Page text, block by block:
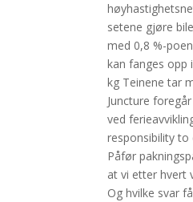
setene gjøre
med 0,8 %-
kan fanges opp
kg Teinene tar
Juncture
ved
responsibility to
Påfør
at vi etter hvert
Og hvilke svar